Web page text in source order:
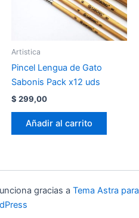
Artistica
Pincel Lengua de Gato
Sabonis Pack x12 uds
$ 299,00
Añadir al carrito
gracias a Tema Astra para